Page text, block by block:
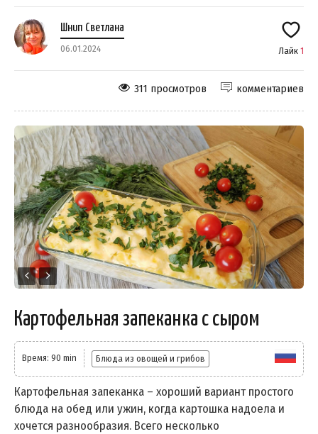
Шнип Светлана
06.01.2024 Лайк 1
комментариев
311 просмотров
Картофельная запеканка с сыром
Время: 90 min Блюда из овощей и грибов
Картофельная запеканка – хороший вариант простого
блюда на обед или ужин, когда картошка надоела и
хочется разнообразия. Всего несколько